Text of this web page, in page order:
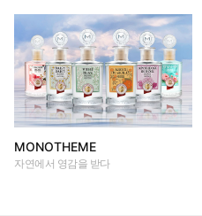
MONOTHEME
자연에서 영감을 받다